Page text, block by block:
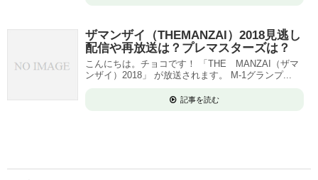
ザマンザイ（THEMANZAI）2018見逃し
配信や再放送は？プレマスターズは？
こんにちは。チョコです！ 「THE MANZAI（ザマ
ンザイ）2018」 が放送されます。 M-1グランプ...
記事を読む